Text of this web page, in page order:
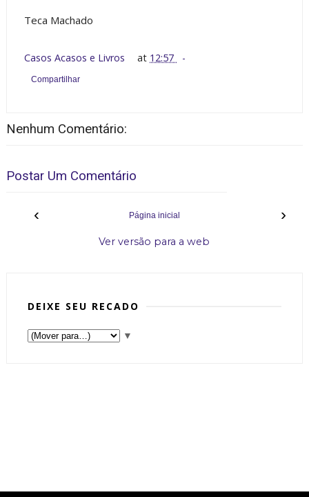
Teca Machado
Casos Acasos e Livros at 12:57
Compartilhar
Nenhum Comentário:
Postar Um Comentário
‹ ›
Página inicial
Ver versão para a web
DEIXE SEU RECADO
▼